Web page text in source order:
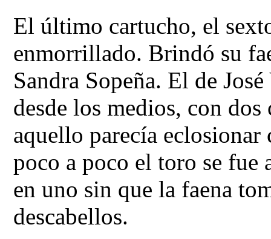
El último cartucho, el
enmorrillado. Brindó su
Sandra Sopeña. El de
desde los medios, con
aquello parecía
poco a poco el toro se fue
en uno sin que la faena
descabellos.